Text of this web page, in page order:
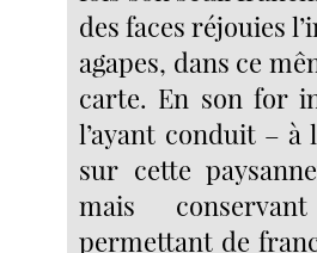
des faces réjouies
agapes, dans ce
carte. En son for
l’ayant conduit – à
sur cette
mais
permettant de